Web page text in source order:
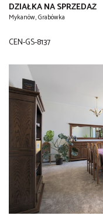
DZIAŁKA NA SPRZEDAŻ
Mykanów, Grabówka
CEN-GS-8137